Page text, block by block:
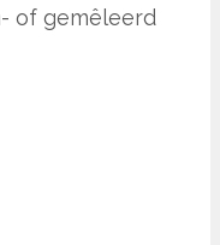
of gemêleerd